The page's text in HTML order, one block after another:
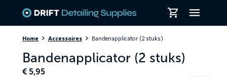
Home Accessoires Bandenapplicator (2 stuks)
Bandenapplicator (2 stuks)
€ 5,95